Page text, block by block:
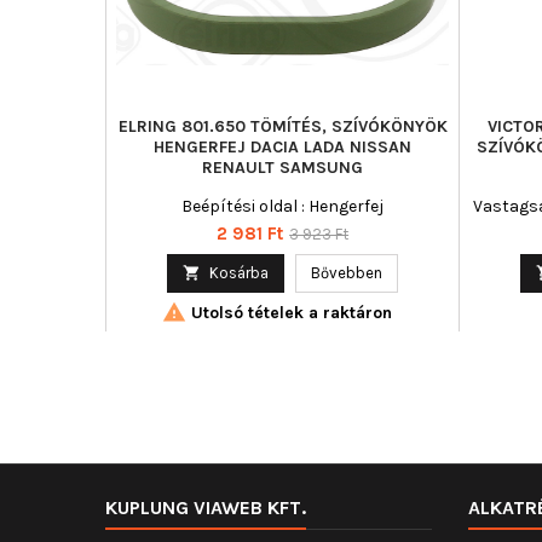
ELRING 801.650 TÖMÍTÉS, SZÍVÓKÖNYÖK
HENGERFEJ DACIA LADA NISSAN
RENAULT SAMSUNG
Beépítési oldal : Hengerfej
Ár
2 981 Ft Normál
3 923 Ft
 Kosárba Bővebben
 Utolsó tételek a raktáron
KUPLUNG VIAWEB KFT.